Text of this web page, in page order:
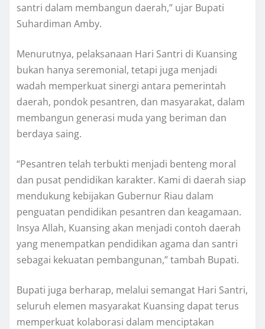
santri dalam membangun daerah,” ujar Bupati
Suhardiman Amby.
Menurutnya, pelaksanaan Hari Santri di Kuansing
bukan hanya seremonial, tetapi juga menjadi
wadah memperkuat sinergi antara pemerintah
daerah, pondok pesantren, dan masyarakat, dalam
membangun generasi muda yang beriman dan
berdaya saing.
“Pesantren telah terbukti menjadi benteng moral
dan pusat pendidikan karakter. Kami di daerah siap
mendukung kebijakan Gubernur Riau dalam
penguatan pendidikan pesantren dan keagamaan.
Insya Allah, Kuansing akan menjadi contoh daerah
yang menempatkan pendidikan agama dan santri
sebagai kekuatan pembangunan,” tambah Bupati.
Bupati juga berharap, melalui semangat Hari Santri,
seluruh elemen masyarakat Kuansing dapat terus
memperkuat kolaborasi dalam menciptakan